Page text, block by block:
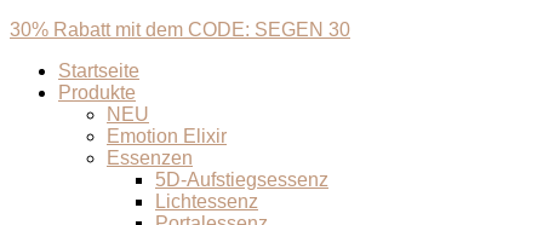
30% Rabatt mit dem CODE: SEGEN 30
Startseite
Produkte
NEU
Emotion Elixir
Essenzen
5D-Aufstiegsessenz
Lichtessenz